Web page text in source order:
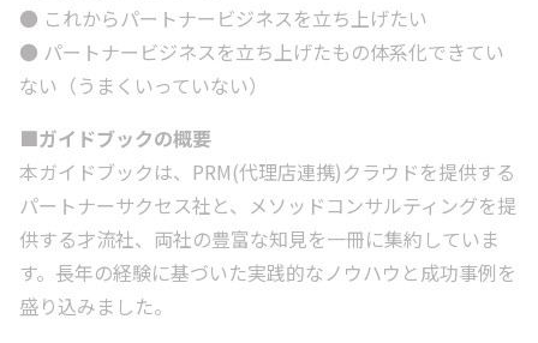
● これからパートナービジネスを立ち上げたい
● パートナービジネスを立ち上げたもの体系化できてい
ない（うまくいっていない）
■ガイドブックの概要
本ガイドブックは、PRM(代理店連携)クラウドを提供する
パートナーサクセス社と、メソッドコンサルティングを提
供する才流社、両社の豊富な知見を一冊に集約していま
す。長年の経験に基づいた実践的なノウハウと成功事例を
盛り込みました。